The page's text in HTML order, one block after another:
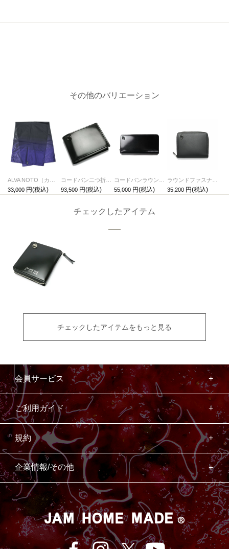
その他のバリエーション
33,000
コードバン二つ折り財布/ミディアムウォレット
93,500
55,000
35,200
チェックしたアイテム
チェックしたアイテムをもっと見る
会員サービス
ご利用ガイド
規約
企業情報/その他